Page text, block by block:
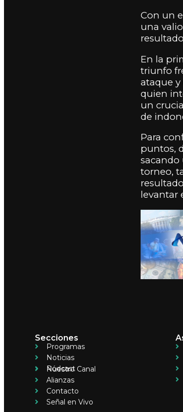
Con un
una
En la
triunfo
ataque
quien
un
de
Para
puntos,
sacando
torneo,
levantar
Secciones
Programas
Noticias
Pódcast
Nuestro Canal
Alianzas
Contacto
Señal en Vivo